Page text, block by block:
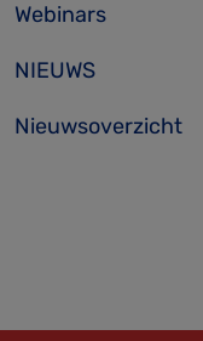
Webinars
NIEUWS
Nieuwsoverzicht